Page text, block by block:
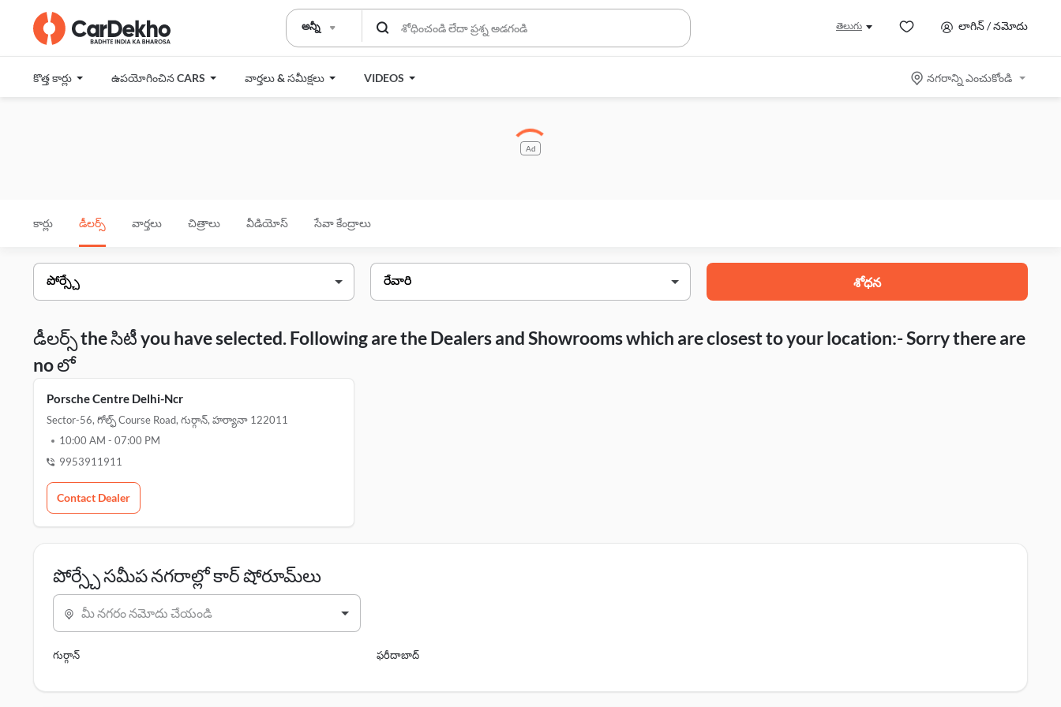
అన్నీ తెలుగు లాగిన్ / నమోదు
కొత్త కార్లు ఉపయోగించిన CARS వార్తలు & సమీక్షలు VIDEOS నగరాన్ని ఎంచుకోండి
Ad
కార్లు డీలర్స్ వార్తలు చిత్రాలు వీడియోస్ సేవా కేంద్రాలు
శోధన
డీలర్స్ the సిటీ you have selected. Following are the Dealers and Showrooms which are closest to your location:- Sorry there are
no లో
Porsche Centre Delhi-Ncr
Sector-56, గోల్ఫ్ Course Road, గుర్గాన్, హర్యానా 122011
10:00 AM - 07:00 PM
9953911911
Contact Dealer
పోర్స్చే సమీప నగరాల్లో కార్ షోరూమ్‌లు
మీ నగరం నమోదు చేయండి
గుర్గాన్ ఫరీదాబాద్